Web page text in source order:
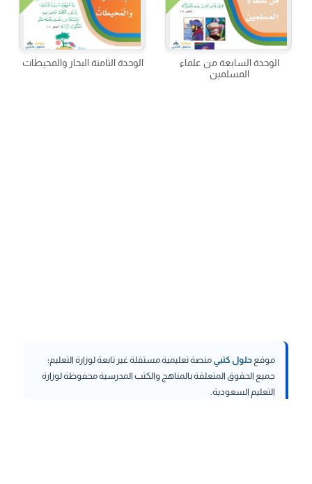
الوحدة السابعة من علماء
المسلمين
الوحدة الثامنة البحار والمحيطات
موقع حلول كتبيمنصة تعليمية مستقلة غير تابعة لوزارة التعليم؛
جميع الحقوق المتعلقة بالمناهج والكتب المدرسية محفوظة لوزارة
التعليم السعودية.